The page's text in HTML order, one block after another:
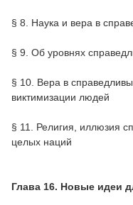
§ 8. Наука и вера в
§ 9. Об уровнях
§ 10. Вера в
виктимизации людей
§ 11. Религия, иллюзия
целых наций
Глава 16. Новые идеи